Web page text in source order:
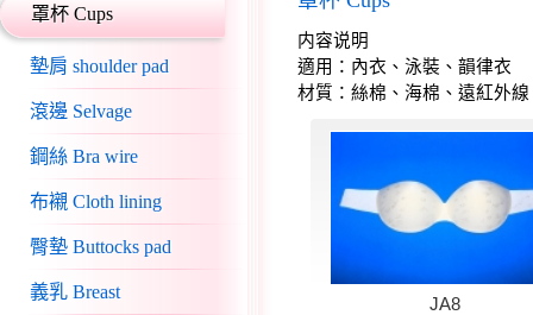
罩杯 Cups
墊肩 shoulder pad
滾邊 Selvage
鋼絲 Bra wire
布襯 Cloth lining
臀墊 Buttocks pad
義乳 Breast
内容说明
適用：內衣、泳裝、韻律衣
材質：絲棉、海棉、遠紅外線
JA8